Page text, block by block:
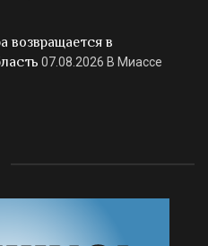
возвращается в
07.08.2026 В Миассе